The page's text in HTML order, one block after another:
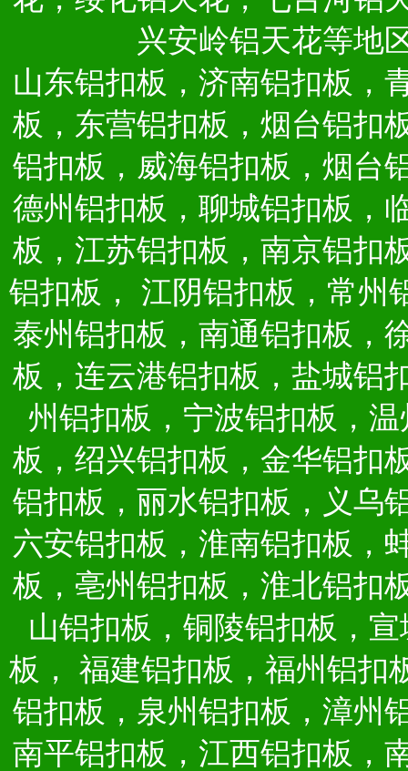
兴安岭铝天花等地
山东铝扣板，济南铝扣板，
板，东营铝扣板，烟台铝扣
铝扣板，威海铝扣板，烟台
德州铝扣板，聊城铝扣板，
板，江苏铝扣板，南京铝扣
铝扣板，
江阴铝扣板，常州
泰州铝扣板，南通铝扣板，
板，连云港铝扣板，盐城铝
州铝扣板，宁波铝扣板，
板，绍兴铝扣板，金华铝扣
铝扣板，丽水铝扣板，义乌
六安铝扣板，淮南铝扣板，
板，亳州铝扣板，淮北铝扣
山铝扣板，铜陵铝扣板，
板，
福建铝扣板，福州铝扣
铝扣板，泉州铝扣板，漳州
南平铝扣板，江西铝扣板，